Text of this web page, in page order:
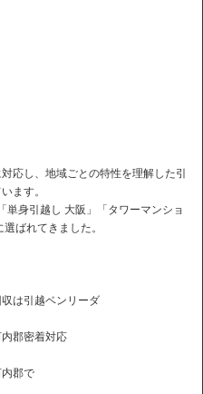
応し、地域ごとの特性を理解した引
ます。
単身引越し 大阪」「タワーマンショ
ばれてきました。
は引越ベンリーダ
郡密着対応
郡で